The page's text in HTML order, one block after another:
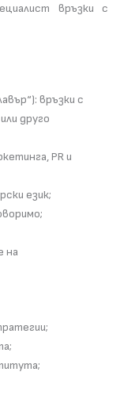
връзки с
връзки с
друго
PR и
език;
на